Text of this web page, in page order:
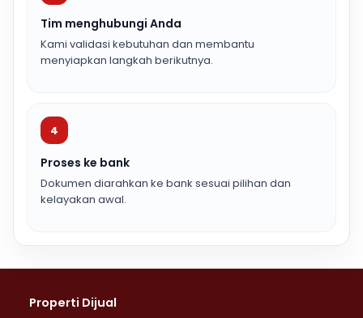
Tim menghubungi Anda
Kami validasi kebutuhan dan membantu
menyiapkan langkah berikutnya.
4
Proses ke bank
Dokumen diarahkan ke bank sesuai pilihan dan
kelayakan awal.
Properti Dijual